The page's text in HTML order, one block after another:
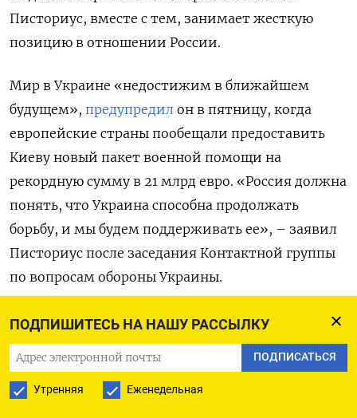
ПОДПИШИТЕСЬ НА НАШУ РАССЫЛКУ
ПОДПИСАТЬСЯ
Утренняя Еженедельная
Писториус, вместе с тем, занимает жесткую
позицию в отношении России.
Мир в Украине «недостижим в ближайшем
будущем», предупредил он в пятницу, когда
европейские страны пообещали предоставить
Киеву новый пакет военной помощи на
рекордную сумму в 21 млрд евро. «Россия должна
понять, что Украина способна продолжать
борьбу, и мы будем поддерживать ее», – заявил
Писториус после заседания Контактной группы
по вопросам обороны Украины.
Ранее, будучи в оппозиции, Мерц и
возглавляемый им Христианско-
демократический союз настаивали на передаче
ракет Украине. В октябре прошлого года Шольц